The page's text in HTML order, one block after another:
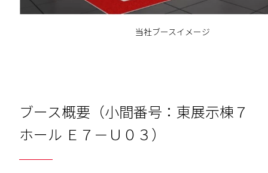
当社ブースイメージ
ブース概要（小間番号：東展示棟７
ホール Ｅ７－Ｕ０３）